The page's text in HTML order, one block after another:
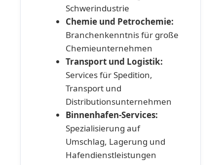
Schwerindustrie
Chemie und Petrochemie:
Branchenkenntnis für große
Chemieunternehmen
Transport und Logistik:
Services für Spedition,
Transport und
Distributionsunternehmen
Binnenhafen-Services:
Spezialisierung auf
Umschlag, Lagerung und
Hafendienstleistungen